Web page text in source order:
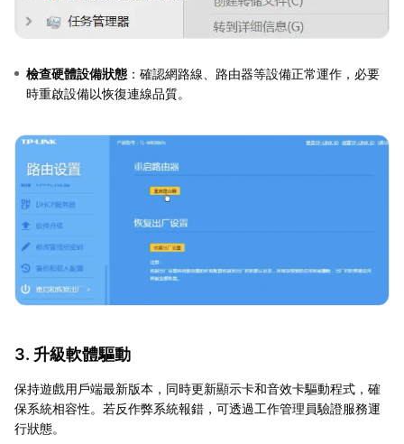
檢查硬體設備狀態 ：確認網路線、路由器等設備正常運作，必要
時重啟設備以恢復連線品質。
3. 升級軟體驅動
保持遊戲用戶端最新版本，同時更新顯示卡和音效卡驅動程式，確
保系統相容性。若反作弊系統報錯，可透過工作管理員驗證服務運
行狀態。